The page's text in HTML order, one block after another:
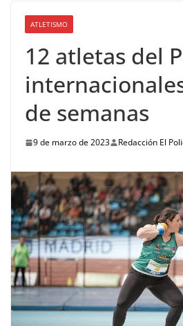
ATLETISMO
12 atletas del
de semanas
9 de marzo de 2023 Redacción El